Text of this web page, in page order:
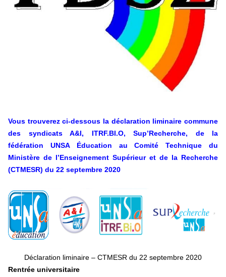
En Hongrie, le conservateur Peter Magyar et son parti
Tisza "Respect et liberté" ont remporté une large victoire,
contre le premier ministre sortant, Viktor Orban,…
Vous trouverez ci-dessous la déclaration liminaire commune
des syndicats A&I, ITRF.BI.O, Sup’Recherche, de la
fédération UNSA Éducation au Comité Technique du
Ministère de l’Enseignement Supérieur et de la Recherche
(CTMESR) du 22 septembre 2020
Déclaration liminaire – CTMESR du 22 septembre 2020
Rentrée universitaire